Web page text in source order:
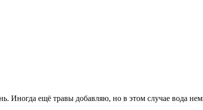
Иногда ещё травы добавляю, но в этом случае вода